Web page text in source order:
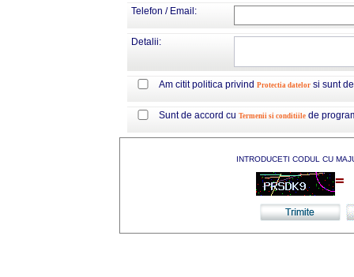
Telefon / Email:
Detalii:
Am citit politica privind Protectia datelor si sunt
Sunt de accord cu Termenii si conditiile de
INTRODUCETI CODUL CU
=